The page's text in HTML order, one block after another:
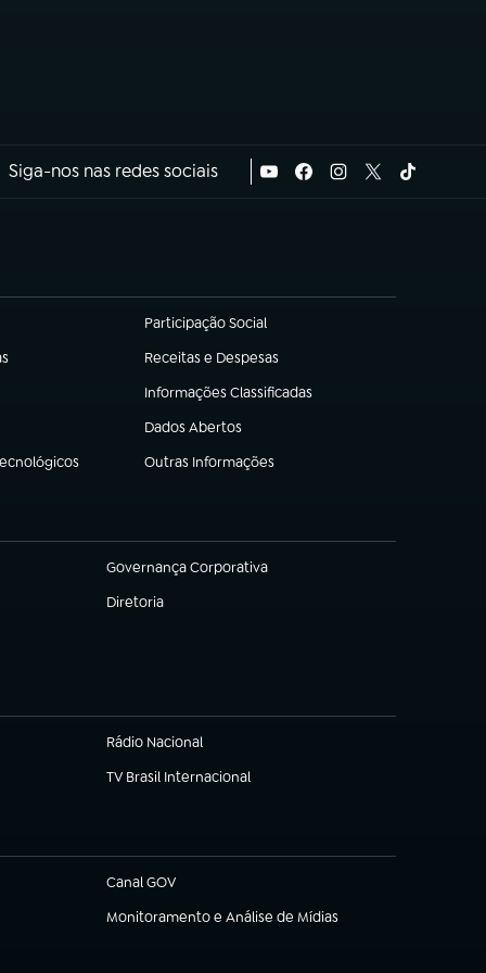
Siga-nos nas redes sociais
Participação Social
(abre em nova aba)
Receitas e Despesas
(abre em nova aba)
Informações Classificadas
(abre em nova aba)
Dados Abertos
(abre em nova aba)
Outras Informações
(abre em nova aba)
Governança Corporativa
(abre em nova aba)
Diretoria
(abre em nova aba)
Rádio Nacional
TV Brasil Internacional
(abre em nova aba)
Canal GOV
(abre em nova aba)
Monitoramento e Análise de Mídias
(abre em nova aba)